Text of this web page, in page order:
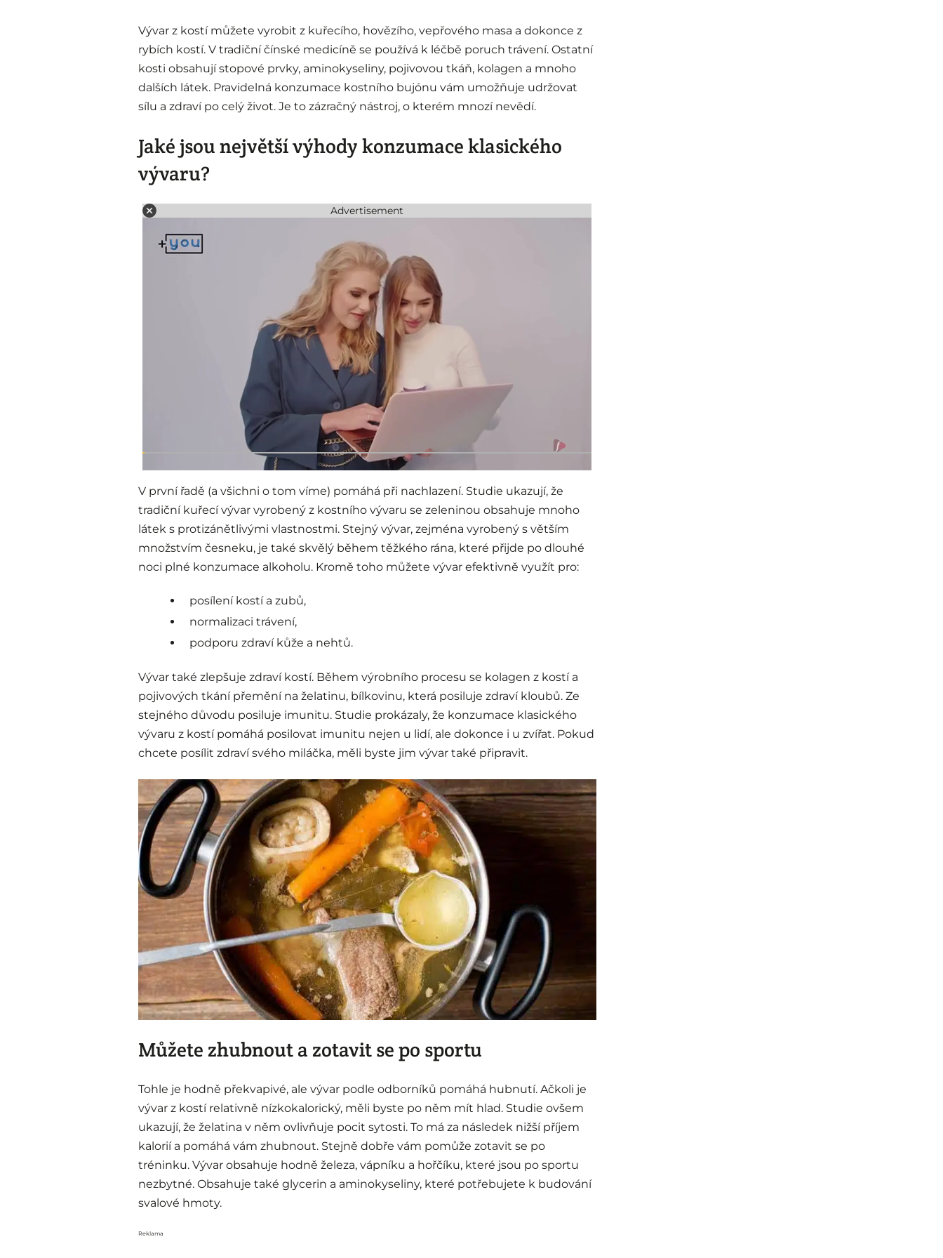
Vývar z kostí můžete vyrobit z kuřecího, hovězího, vepřového masa a dokonce z
rybích kostí. V tradiční čínské medicíně se používá k léčbě poruch trávení. Ostatní
kosti obsahují stopové prvky, aminokyseliny, pojivovou tkáň, kolagen a mnoho
dalších látek. Pravidelná konzumace kostního bujónu vám umožňuje udržovat
sílu a zdraví po celý život. Je to zázračný nástroj, o kterém mnozí nevědí.
Jaké jsou největší výhody konzumace klasického
vývaru?
Advertisement
V první řadě (a všichni o tom víme) pomáhá při nachlazení. Studie ukazují, že
tradiční kuřecí vývar vyrobený z kostního vývaru se zeleninou obsahuje mnoho
látek s protizánětlivými vlastnostmi. Stejný vývar, zejména vyrobený s větším
množstvím česneku, je také skvělý během těžkého rána, které přijde po dlouhé
noci plné konzumace alkoholu. Kromě toho můžete vývar efektivně využít pro:
posílení kostí a zubů,
normalizaci trávení,
podporu zdraví kůže a nehtů.
Vývar také zlepšuje zdraví kostí. Během výrobního procesu se kolagen z kostí a
pojivových tkání přemění na želatinu, bílkovinu, která posiluje zdraví kloubů. Ze
stejného důvodu posiluje imunitu. Studie prokázaly, že konzumace klasického
vývaru z kostí pomáhá posilovat imunitu nejen u lidí, ale dokonce i u zvířat. Pokud
chcete posílit zdraví svého miláčka, měli byste jim vývar také připravit.
Můžete zhubnout a zotavit se po sportu
Tohle je hodně překvapivé, ale vývar podle odborníků pomáhá hubnutí. Ačkoli je
vývar z kostí relativně nízkokalorický, měli byste po něm mít hlad. Studie ovšem
ukazují, že želatina v něm ovlivňuje pocit sytosti. To má za následek nižší příjem
kalorií a pomáhá vám zhubnout. Stejně dobře vám pomůže zotavit se po
tréninku. Vývar obsahuje hodně železa, vápníku a hořčíku, které jsou po sportu
nezbytné. Obsahuje také glycerin a aminokyseliny, které potřebujete k budování
svalové hmoty.
Reklama